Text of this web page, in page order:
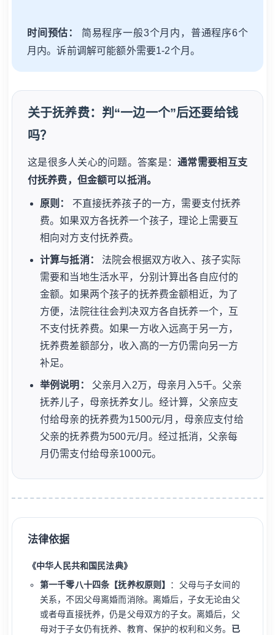
时间预估：
简易程序一般3个月内，普通程序6个
月内。诉前调解可能额外需要1-2个月。
关于抚养费：判“一边一个”后还要给钱
吗？
这是很多人关心的问题。答案是：通常需要相互支
付抚养费，但金额可以抵消。
原则：
不直接抚养孩子的一方，需要支付抚养
费。如果双方各抚养一个孩子，理论上需要互
相向对方支付抚养费。
计算与抵消：
法院会根据双方收入、孩子实际
需要和当地生活水平，分别计算出各自应付的
金额。如果两个孩子的抚养费金额相近，为了
方便，法院往往会判决双方各自抚养一个，互
不支付抚养费。如果一方收入远高于另一方，
抚养费差额部分，收入高的一方仍需向另一方
补足。
举例说明：
父亲月入2万，母亲月入5千。父亲
抚养儿子，母亲抚养女儿。经计算，父亲应支
付给母亲的抚养费为1500元/月，母亲应支付给
父亲的抚养费为500元/月。经过抵消，父亲每
月仍需支付给母亲1000元。
法律依据
《中华人民共和国民法典》
第一千零八十四条【抚养权原则】 ：父母与子女间的
关系，不因父母离婚而消除。离婚后，子女无论由父
或者母直接抚养，仍是父母双方的子女。离婚后，父
母对于子女仍有抚养、教育、保护的权利和义务。 已